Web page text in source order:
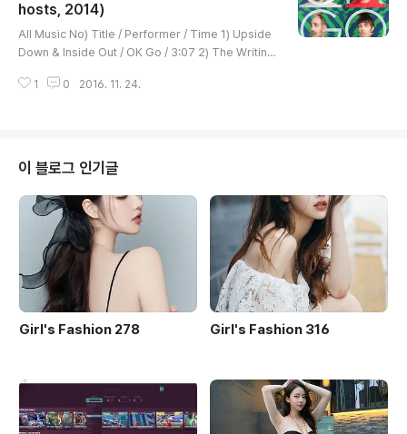
be here next year 그가 내년에 여기 오지 않는다면​ Fe
eling Christmas all around 모든 곳에서 크리스마스를
느낄 수 있지만​ And I'm t..
hosts, 2014)
All Music No) Title / Performer / Time 1) Upside
Down & Inside Out / OK Go / 3:07 2) The Writin
ssues / OK Go / 3:57 4) Turn Up the Radio / OK
3:42 9) The One Moment / OK Go / 3:42 10) If I H
ad a Mountain ..
1 0 2016. 11. 24.
이 블로그 인기글
Girl's Fashion 278 Girl's Fashion 316